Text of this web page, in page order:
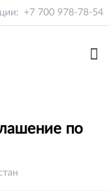
+7 700 978-78-54
по